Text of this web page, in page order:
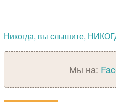
Никогда, вы слышите,
Мы на: